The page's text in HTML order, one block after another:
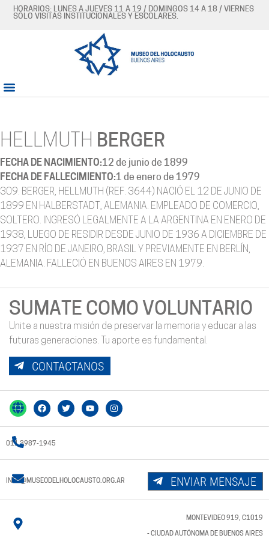
HORARIOS: LUNES A JUEVES 11 A 19 / DOMINGOS 14 A 18 / VIERNES
SÓLO VISITAS INSTITUCIONALES Y ESCOLARES.
HELLMUTH BERGER
FECHA DE NACIMIENTO:12 de junio de 1899
FECHA DE FALLECIMIENTO:1 de enero de 1979
309. BERGER, HELLMUTH (REF. 3644) NACIÓ EL 12 DE JUNIO DE
1899 EN HALBERSTADT, ALEMANIA. EMPLEADO DE COMERCIO,
SOLTERO. INGRESÓ LEGALMENTE A LA ARGENTINA EN ENERO DE
1938, LUEGO DE RESIDIR DESDE JUNIO DE 1936 A DICIEMBRE DE
1937 EN RÍO DE JANEIRO, BRASIL Y PREVIAMENTE EN BERLÍN,
ALEMANIA. FALLECIÓ EN BUENOS AIRES EN 1979.
SUMATE COMO VOLUNTARIO
Unite a nuestra misión de preservar la memoria y educar a las
futuras generaciones. Tu aporte es fundamental.
CONTACTANOS
011 3987-1945
INFO@MUSEODELHOLOCAUSTO.ORG.AR ENVIAR MENSAJE
MONTEVIDEO 919, C1019
- CIUDAD AUTÓNOMA DE BUENOS AIRES